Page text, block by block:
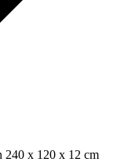
240 x 120 x 12 cm